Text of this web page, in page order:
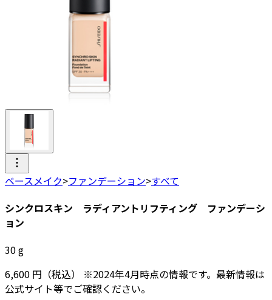
ベースメイク>ファンデーション>すべて
シンクロスキン ラディアントリフティング ファンデーシ
ョン
30g
6,600 円 （税込） ※2024年4月時点の情報です。最新情報は
公式サイト等でご確認ください。